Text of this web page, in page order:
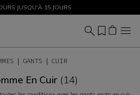
50 % – ACHETEZ MAINTENANT
JUSQU'À 15 JOURS
GANTS CUIR
En Cuir (14)